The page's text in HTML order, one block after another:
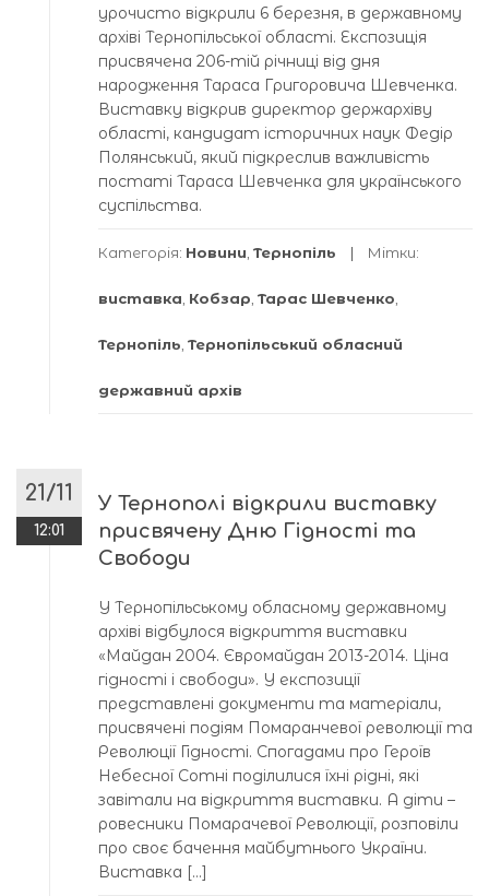
урочисто відкрили 6 березня, в державному
архіві Тернопільської області. Експозиція
присвячена 206-тій річниці від дня
народження Тараса Григоровича Шевченка.
Виставку відкрив директор держархіву
області, кандидат історичних наук Федір
Полянський, який підкреслив важливість
постаті Тараса Шевченка для українського
суспільства.
Категорія: Новини Тернопіль Мітки:
виставка Кобзар Тарас Шевченко
Тернопіль Тернопільський обласний
державний архів
21/11
12:01
У Тернополі відкрили виставку
присвячену Дню Гідності та
Свободи
У Тернопільському обласному державному
архіві відбулося відкриття виставки
«Майдан 2004. Євромайдан 2013-2014. Ціна
гідності і свободи». У експозиції
представлені документи та матеріали,
присвячені подіям Помаранчевої революції та
Революції Гідності. Спогадами про Героїв
Небесної Сотні поділилися їхні рідні, які
завітали на відкриття виставки. А діти –
ровесники Помарачевої Революції, розповіли
про своє бачення майбутнього України.
Виставка […]